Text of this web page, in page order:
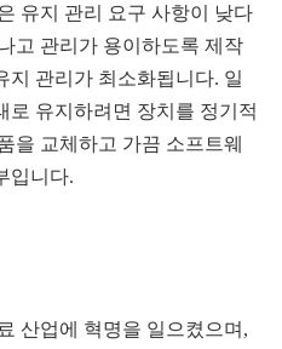
유지 관리 요구 사항이 낮다
고 관리가 용이하도록 제작
지 관리가 최소화됩니다. 일
로 유지하려면 장치를 정기적
을 교체하고 가끔 소프트웨
입니다.
산업에 혁명을 일으켰으며,